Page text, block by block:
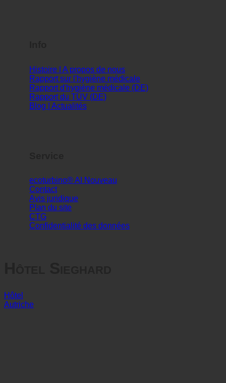
Histoire | A propos de nous
Rapport sur l'hygiène médicale
Rapport d'hygiène médicale (DE)
Rapport du TÜV (DE)
Blog | Actualités
ecoturbino® AI
Contact
Avis juridique
Plan du site
CTG
Confidentialité des données
Hôtel
Autriche